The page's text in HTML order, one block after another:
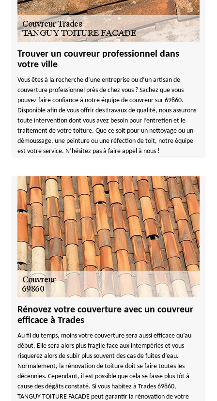
Trouver un couvreur professionnel dans
votre ville
Vous êtes à la recherche d’une entreprise ou d’un artisan de
couverture professionnel près de chez vous ? Sachez que vous
pouvez faire confiance à notre équipe de couvreur sur 69860.
Disponible afin de vous offrir des travaux de qualité, nous assurons
toute intervention dont vous avez besoin pour l’entretien et le
traitement de votre toiture. Que ce soit pour un nettoyage ou un
démoussage, une peinture ou une réfection de toit, notre équipe
est votre service. N’hésitez pas à faire appel à nous !
Rénovez votre couverture avec un couvreur
efficace à Trades
Au fil du temps, moins votre couverture sera aussi efficace qu’au
début. Elle sera alors plus fragile face aux intempéries et vous
risquerez alors de subir plus souvent des cas de fuites d’eau.
Normalement, la rénovation de toiture doit se faire toutes les
décennies. Cependant, il est possible que cela se fasse plus tôt à
cause des dégâts constaté. Si vous habitez à Trades 69860,
TANGUY TOITURE FACADE peut garantir la rénovation de votre